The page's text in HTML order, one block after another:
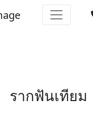
รากฟันเทียม